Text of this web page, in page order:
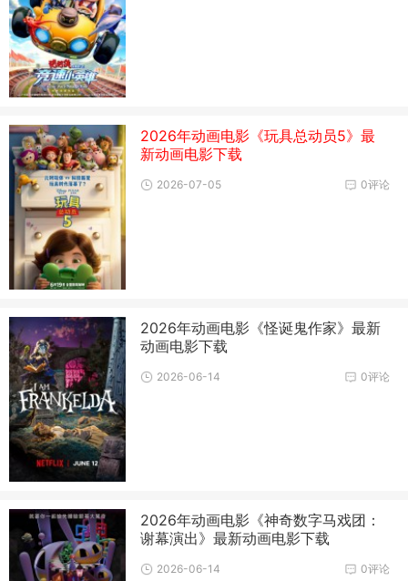
2026年动画电影《玩具总动员5》最
新动画电影下载
0评论
2026-07-05
2026年动画电影《怪诞鬼作家》最新
动画电影下载
0评论
2026-06-14
2026年动画电影《神奇数字马戏团：
谢幕演出》最新动画电影下载
0评论
2026-06-14